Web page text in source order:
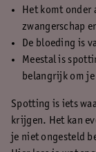
Het komt onder
zwangerschap
De bloeding is
Meestal is
belangrijk om
Spotting is iets
krijgen. Het kan
je niet ongesteld